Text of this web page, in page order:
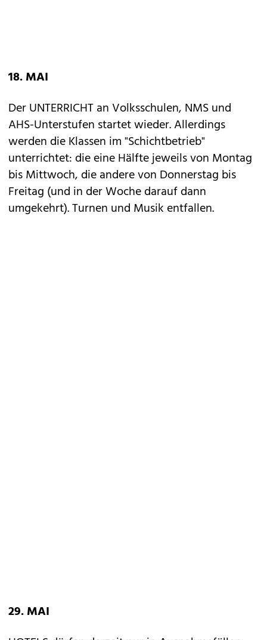
18. MAI
Der UNTERRICHT an Volksschulen, NMS und
AHS-Unterstufen startet wieder. Allerdings
werden die Klassen im "Schichtbetrieb"
unterrichtet: die eine Hälfte jeweils von Montag
bis Mittwoch, die andere von Donnerstag bis
Freitag (und in der Woche darauf dann
umgekehrt). Turnen und Musik entfallen.
29. MAI